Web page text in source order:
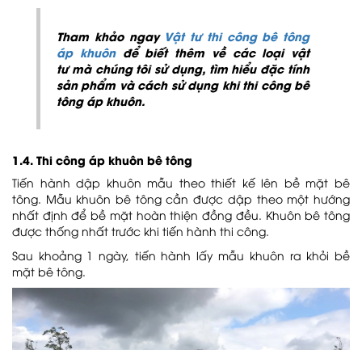
Tham khảo ngay Vật tư thi công bê tông
áp khuônđể biết thêm về các loại vật
tư mà chúng tôi sử dụng, tìm hiểu đặc tính
sản phẩm và cách sử dụng khi thi công bê
tông áp khuôn.
1.4. Thi công áp khuôn bê tông
Tiến hành dập khuôn mẫu theo thiết kế lên bề mặt bê
tông. Mẫu khuôn bê tông cần được dập theo một hướng
nhất định để bề mặt hoàn thiện đồng đều. Khuôn bê tông
được thống nhất trước khi tiến hành thi công.
Sau khoảng 1 ngày, tiến hành lấy mẫu khuôn ra khỏi bề
mặt bê tông.